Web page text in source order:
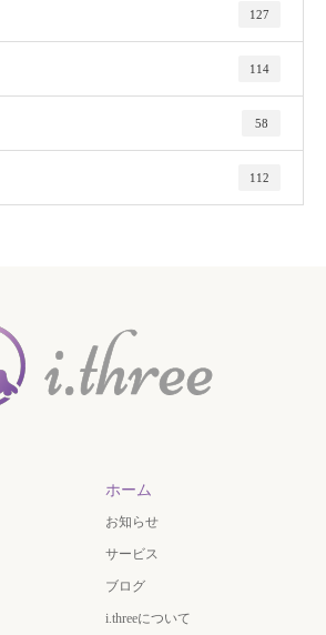
127
114
58
112
ホーム
お知らせ
サービス
ブログ
i.threeについて